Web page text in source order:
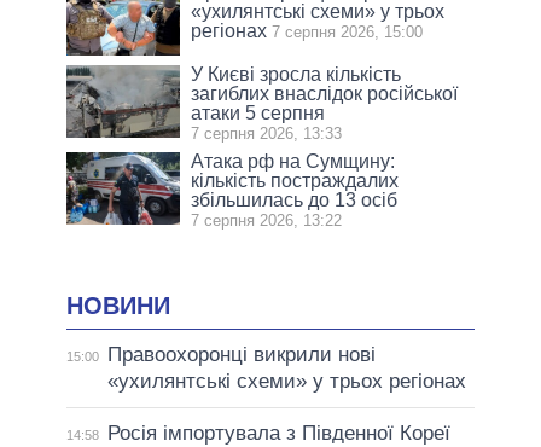
«ухилянтські схеми» у трьох
регіонах 7 серпня 2026, 15:00
У Києві зросла кількість
загиблих внаслідок російської
атаки 5 серпня
7 серпня 2026, 13:33
Атака рф на Сумщину:
кількість постраждалих
збільшилась до 13 осіб
7 серпня 2026, 13:22
НОВИНИ
15:00
Правоохоронці викрили нові
«ухилянтські схеми» у трьох регіонах
14:58
Росія імпортувала з Південної Кореї